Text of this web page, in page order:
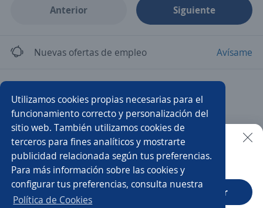
Utilizamos cookies propias necesarias para el
funcionamiento correcto y personalización del
sitio web. También utilizamos cookies de
terceros para fines analíticos y mostrarte
publicidad relacionada según tus preferencias.
Para más información sobre las cookies y
configurar tus preferencias, consulta nuestra
Política de Cookies
Anterior Siguiente
Nuevas ofertas de empleo Avísame
Asesor/a telefónico Agente ventas telemarketing
Asesor/a comercial freelance
Representante de servicio al cliente Vendedor telefonía
Teleoperador/a
Buscar es más fácil en la app
CT App Abrir